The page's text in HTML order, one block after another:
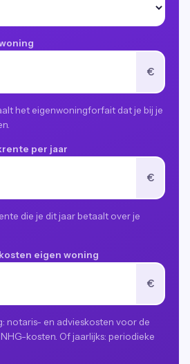
€
het eigenwoningforfait dat je bij je
per jaar
€
die je dit jaar betaalt over je
eigen woning
€
notaris- en advieskosten voor de
kosten. Of jaarlijks: periodieke